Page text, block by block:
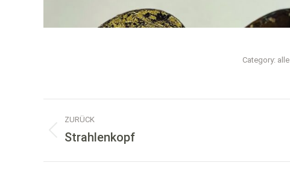
Category: alle
Navigation
ZURÜCK
Vorheriges
Strahlenkopf